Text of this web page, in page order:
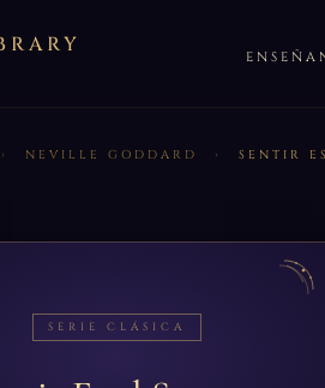
› NEVILLE GODDARD › SENTIR
SERIE CLÁSICA